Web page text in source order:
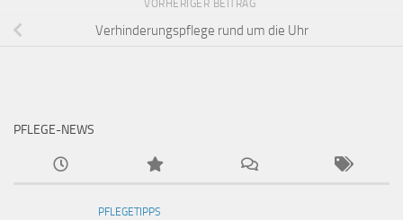
VORHERIGER BEITRAG
Verhinderungspflege rund um die Uhr
PFLEGE-NEWS
PFLEGETIPPS